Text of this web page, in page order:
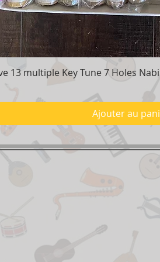
Aperçu rapide
13 multiple Key Tune 7 Holes
Ajouter au